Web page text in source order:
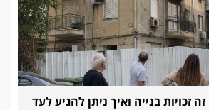
זכויות בנייה ואיך ניתן להגיע לעד